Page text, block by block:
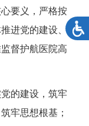
要义，严格按
进党的建设、
督护航医院高
的建设，筑牢
牢思想根基；